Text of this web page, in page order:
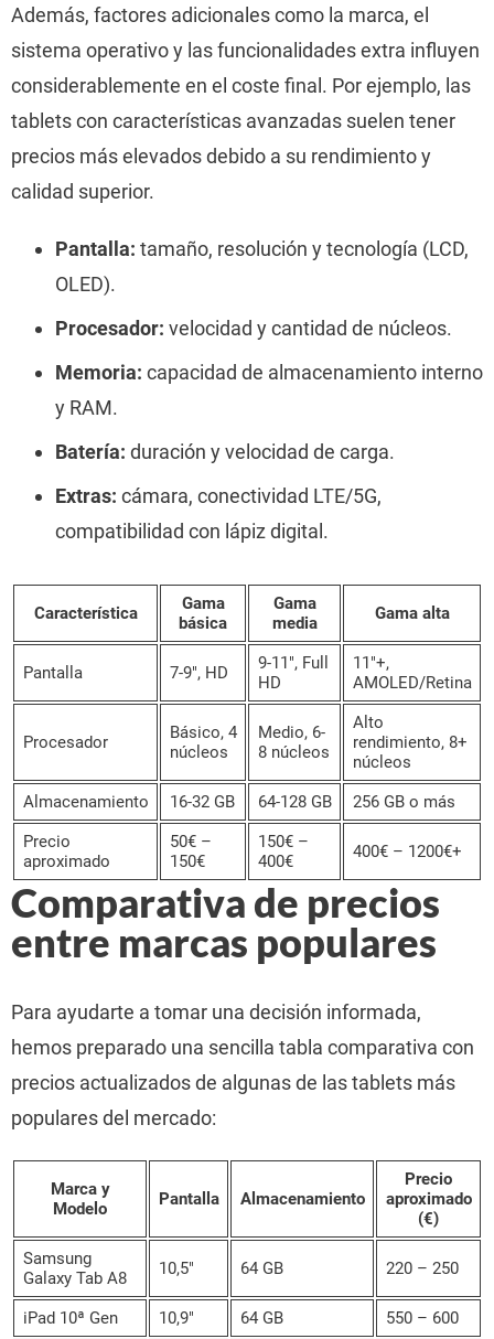
Además, factores adicionales como la marca, el
sistema operativo y las funcionalidades extra influyen
considerablemente en el coste final. Por ejemplo, las
tablets con características avanzadas suelen tener
precios más elevados debido a su rendimiento y
calidad superior.
Pantalla: tamaño, resolución y tecnología (LCD,
OLED).
Procesador: velocidad y cantidad de núcleos.
Memoria: capacidad de almacenamiento interno
y RAM.
Batería: duración y velocidad de carga.
Extras: cámara, conectividad LTE/5G,
compatibilidad con lápiz digital.
Característica
Gama
básica
Gama
media
Gama alta
Pantalla 7-9″, HD
9-11″, Full
HD
11″+,
AMOLED/Retina
Procesador
Básico, 4
núcleos
Medio, 6-
8 núcleos
Alto
rendimiento, 8+
núcleos
Almacenamiento
16-32 GB 64-128 GB
256 GB o más
Precio
aproximado
50€ –
150€
150€ –
400€
400€ – 1200€+
Comparativa de precios
entre marcas populares
Para ayudarte a tomar una decisión informada,
hemos preparado una sencilla tabla comparativa con
precios actualizados de algunas de las tablets más
populares del mercado:
Marca y
Modelo
Pantalla Almacenamiento
Precio
aproximado
(€)
Samsung
Galaxy Tab A8
10,5″ 64 GB 220 – 250
iPad 10ª Gen 10,9″ 64 GB
550 – 600